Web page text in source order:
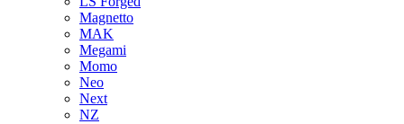
Magnetto
MAK
Megami
Momo
Neo
Next
NZ